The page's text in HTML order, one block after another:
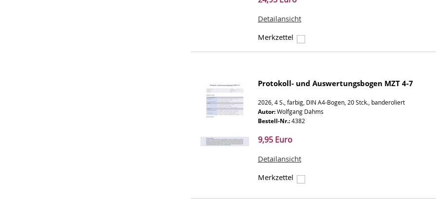
Detailansicht
Merkzettel
Protokoll- und Auswertungsbogen MZT 4-7
2026, 4 S., farbig, DIN A4-Bogen, 20 Stck., banderoliert
Autor: Wolfgang Dahms
Bestell-Nr.: 4382
9,95 Euro
Detailansicht
Merkzettel